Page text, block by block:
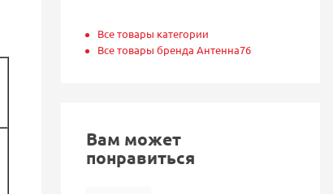
Все товары категории
Все товары бренда Антенна76
Вам может
понравиться